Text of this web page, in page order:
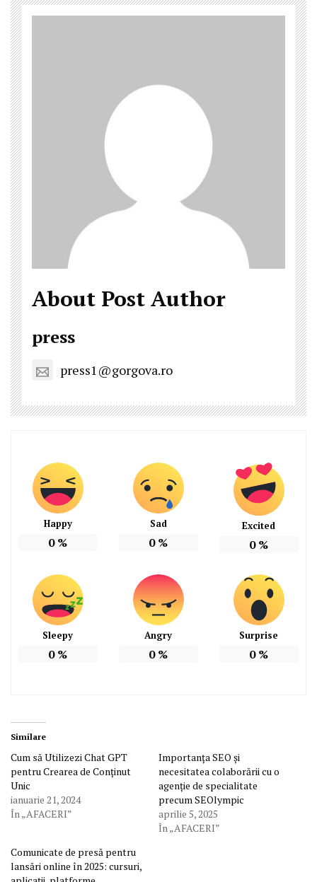
About Post Author
press
press1@gorgova.ro
Happy
0%
Sad
0%
Excited
0%
Sleepy
0%
Angry
0%
Surprise
0%
Similare
Cum să Utilizezi Chat GPT
pentru Crearea de Conținut
Unic
ianuarie 21, 2024
În „AFACERI”
Importanța SEO și
necesitatea colaborării cu o
agenție de specialitate
precum SEOlympic
aprilie 5, 2025
În „AFACERI”
Comunicate de presă pentru
lansări online în 2025: cursuri,